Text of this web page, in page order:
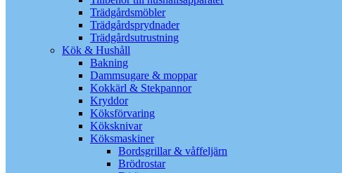
Trädgårdsmöbler
Trädgårdsprydnader
Trädgårdsutrustning
Kök & Hushåll
Bakning
Dammsugare & moppar
Kokkärl & Stekpannor
Kryddor
Köksförvaring
Köksknivar
Köksmaskiner
Bordsgrillar & våffeljärn
Brödrostar